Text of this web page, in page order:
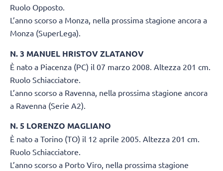
Ruolo Opposto.
L’anno scorso a Monza, nella prossima stagione ancora a
Monza (SuperLega).
N. 3 MANUEL HRISTOV ZLATANOV
È nato a Piacenza (PC) il 07 marzo 2008. Altezza 201 cm.
Ruolo Schiacciatore.
L’anno scorso a Ravenna, nella prossima stagione ancora
a Ravenna (Serie A2).
N. 5 LORENZO MAGLIANO
È nato a Torino (TO) il 12 aprile 2005. Altezza 201 cm.
Ruolo Schiacciatore.
L’anno scorso a Porto Viro, nella prossima stagione